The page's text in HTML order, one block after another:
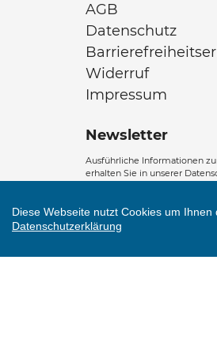
AGB
Datenschutz
Widerruf
Impressum
Newsletter
Ausführliche Informationen
erhalten Sie in unserer
Sie
Mailingliste
Diese Webseite nutzt Cookies um
Datenschutzerklärung